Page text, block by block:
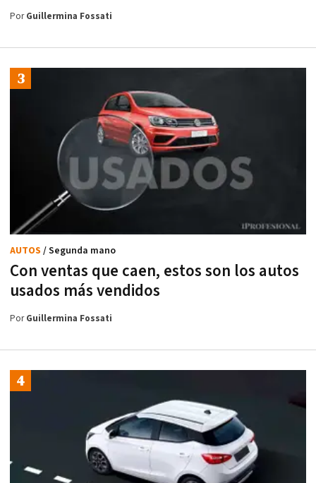
PorGuillermina Fossati
Con ventas que caen, estos son los autos
usados más vendidos
AUTOS / Segunda mano
PorGuillermina Fossati